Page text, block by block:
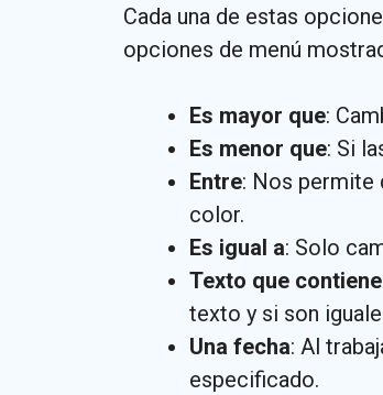
Cada una de estas
opciones de menú
Es mayor que:
Es menor que: Si
Entre: Nos permite
color.
Es igual a: Solo
Texto que contiene
texto y si son
Una fecha: Al
especificado.